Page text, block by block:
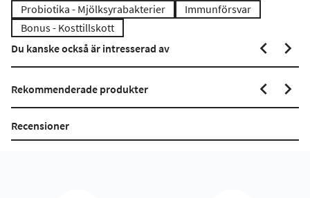
Probiotika - Mjölksyrabakterier
Immunförsvar
Bonus - Kosttillskott
Du kanske också är intresserad av
Rekommenderade produkter
Recensioner